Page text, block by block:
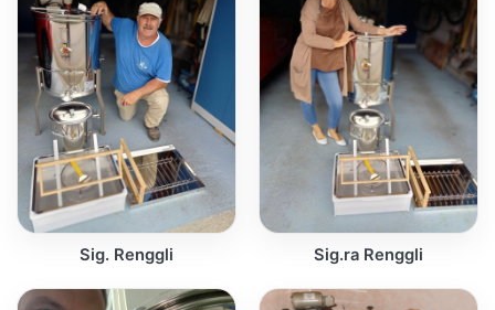
Sig. Renggli Sig.ra Renggli